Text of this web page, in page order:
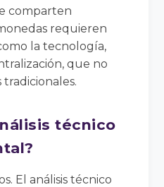
comparten
requieren
la tecnología,
que no
técnico
El análisis técnico